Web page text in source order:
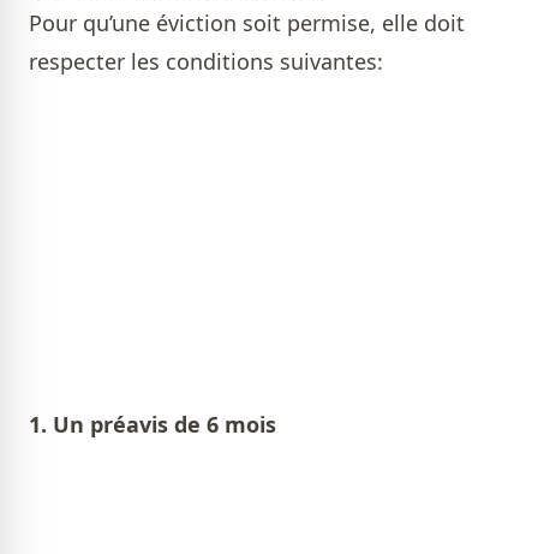
Pour qu’une éviction soit permise, elle doit
respecter les conditions suivantes:
1. Un préavis de 6 mois